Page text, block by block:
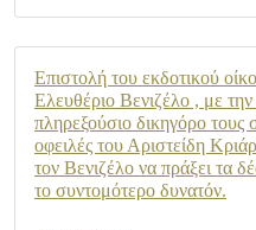
Επιστολή του εκδοτικού
Ελευθέριο Βενιζέλο , με
πληρεξούσιο δικηγόρο τους
οφειλές του Αριστείδη
τον Βενιζέλο να πράξει τα
το συντομότερο δυνατόν.